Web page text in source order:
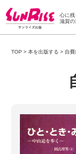
心に残
滋賀の
TOP >本を出版する > 自